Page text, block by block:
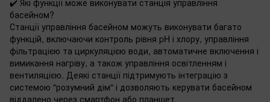
басейном?
Станції управління басейном можуть виконувати багато
функцій, включаючи контроль рівня pH і хлору, управління
фільтрацією та циркуляцією води, автоматичне включення і
вимикання нагріву, а також управління освітленням і
вентиляцією. Деякі станції підтримують інтеграцію з
системою "розумний дім" і дозволяють керувати басейном
віддалено через смартфон або планшет.